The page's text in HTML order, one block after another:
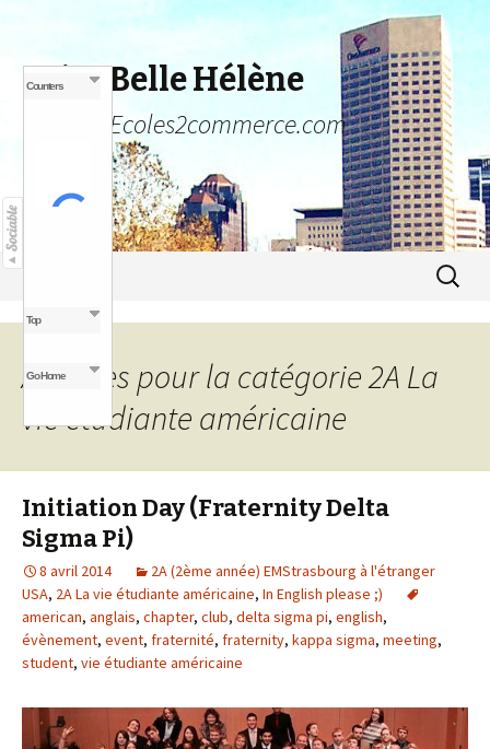
Poire Belle Hélène
Un blog Ecoles2commerce.com
pour :
Archives pour la catégorie 2A La
vie étudiante américaine
Initiation Day (Fraternity Delta
Sigma Pi)
8 avril 2014
2A (2ème année) EMStrasbourg à l'étranger
USA, 2A La vie étudiante américaine, In English please ;)
american, anglais, chapter, club, delta sigma pi, english,
évènement, event, fraternité, fraternity, kappa sigma, meeting,
student, vie étudiante américaine
Counters
Top
Go Home